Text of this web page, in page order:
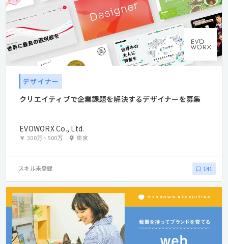
デザイナー
クリエイティブで企業課題を解決するデザイナーを募集
EVOWORX Co., Ltd.
300万~500万 東京
スキル未登録 141